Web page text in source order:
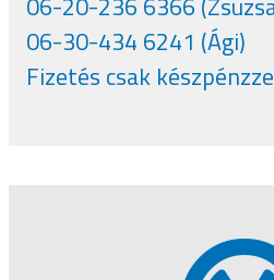
06-30-434 6241 (Ági)
Fizetés csak